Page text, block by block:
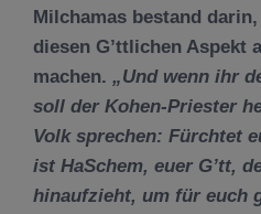
Milchamas bestand
diesen G’ttlichen Aspekt
machen. „Und wenn ihr
soll der Kohen-Priester
Volk sprechen: Fürchtet
ist HaSchem, euer G’tt,
hinaufzieht, um für euch